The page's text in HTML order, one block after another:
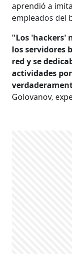
aprendió a
empleados del
"Los 'hackers'
los servidores
red y se
actividades
Golovanov,